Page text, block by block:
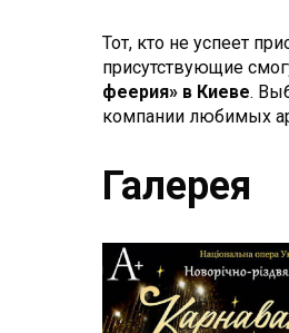
Тот, кто не успеет
присутствующие
феерия» в Киеве.
компании любимых
Галерея